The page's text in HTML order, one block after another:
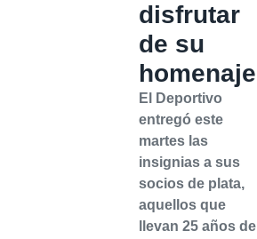
disfrutar
de su
homenaje
El Deportivo
entregó este
martes las
insignias a sus
socios de plata,
aquellos que
llevan 25 años de